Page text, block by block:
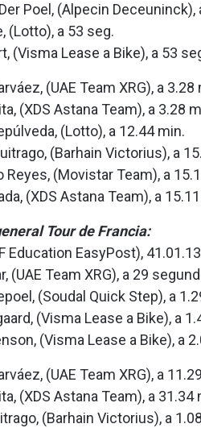
Poel, (Alpecin Deceuninck),
(Lotto), a 53 seg.
(Visma Lease a Bike), a 53
(UAE Team XRG), a
(XDS Astana Team), a 3.28
(Lotto), a 12.44 min.
(Barhain Victorius), a
Reyes, (Movistar Team), a
(XDS Astana Team), a
Tour de Francia:
Education EasyPost),
(UAE Team XRG), a 29
(Soudal Quick Step), a
(Visma Lease a Bike), a
(Visma Lease a Bike), a
(UAE Team XRG), a
(XDS Astana Team), a 31.34
(Barhain Victorius), a